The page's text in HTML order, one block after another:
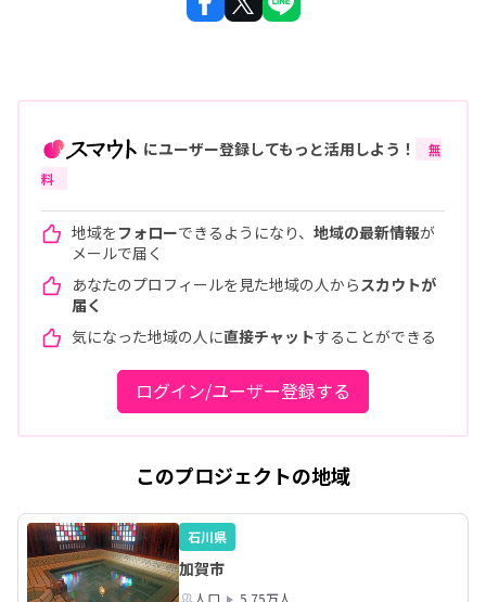
にユーザー登録してもっと活用しよう！
無
料
地域をフォローできるようになり、 地域の最新情報が
メールで届く
あなたのプロフィールを見た地域の人から スカウトが
届く
気になった地域の人に直接チャットすることができる
ログイン/ユーザー登録する
このプロジェクトの地域
石川県
加賀市
人口 5.75万人